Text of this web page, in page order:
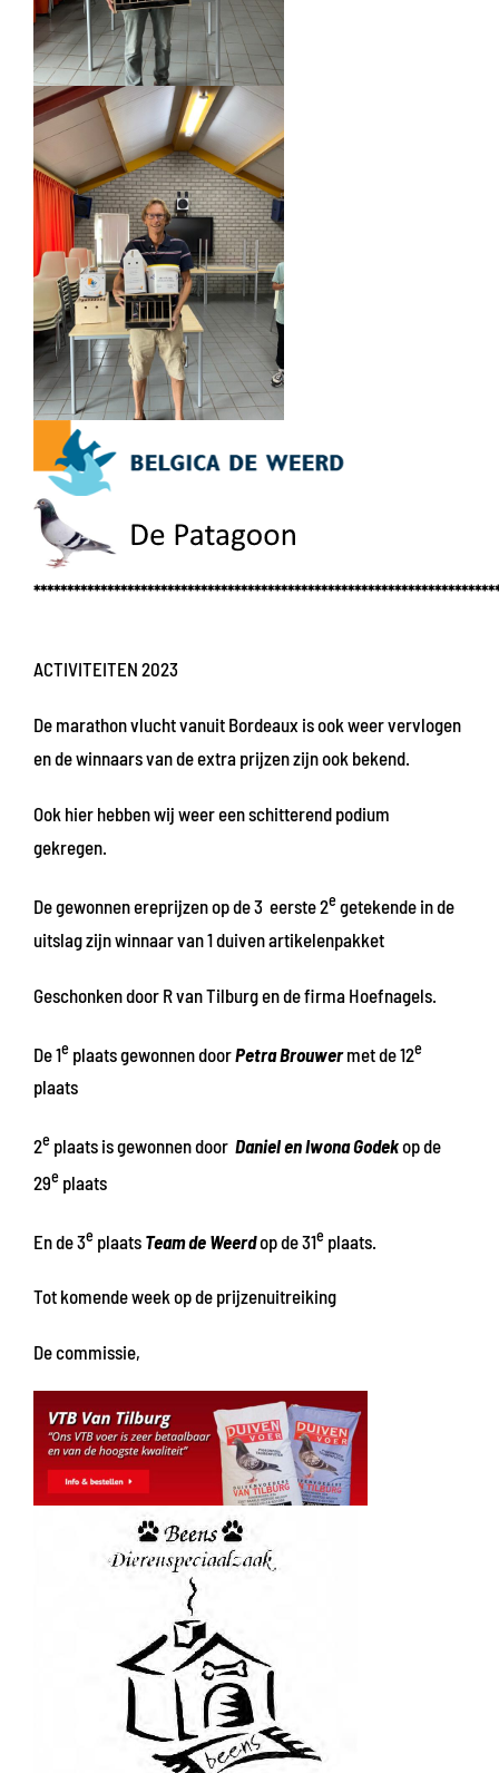
ACTIVITEITEN 2023
De marathon vlucht vanuit Bordeaux is ook weer vervlogen
en de winnaars van de extra prijzen zijn ook bekend.
Ook hier hebben wij weer een schitterend podium
gekregen.
De gewonnen ereprijzen op de 3 eerste 2egetekende in de
uitslag zijn winnaar van 1 duiven artikelenpakket
Geschonken door R van Tilburg en de firma Hoefnagels.
De 1e plaats gewonnen doorPetra Brouwermet de 12e
plaats
2e plaats is gewonnen door Daniel en Iwona Godekop de
29e plaats
En de 3e plaats Team de Weerdop de 31e plaats.
Tot komende week op de prijzenuitreiking
De commissie,